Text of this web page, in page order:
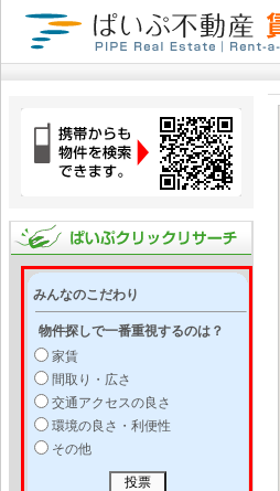
みんなのこだわり
物件探しで一番重視するのは？
家賃
間取り・広さ
交通アクセスの良さ
環境の良さ・利便性
その他